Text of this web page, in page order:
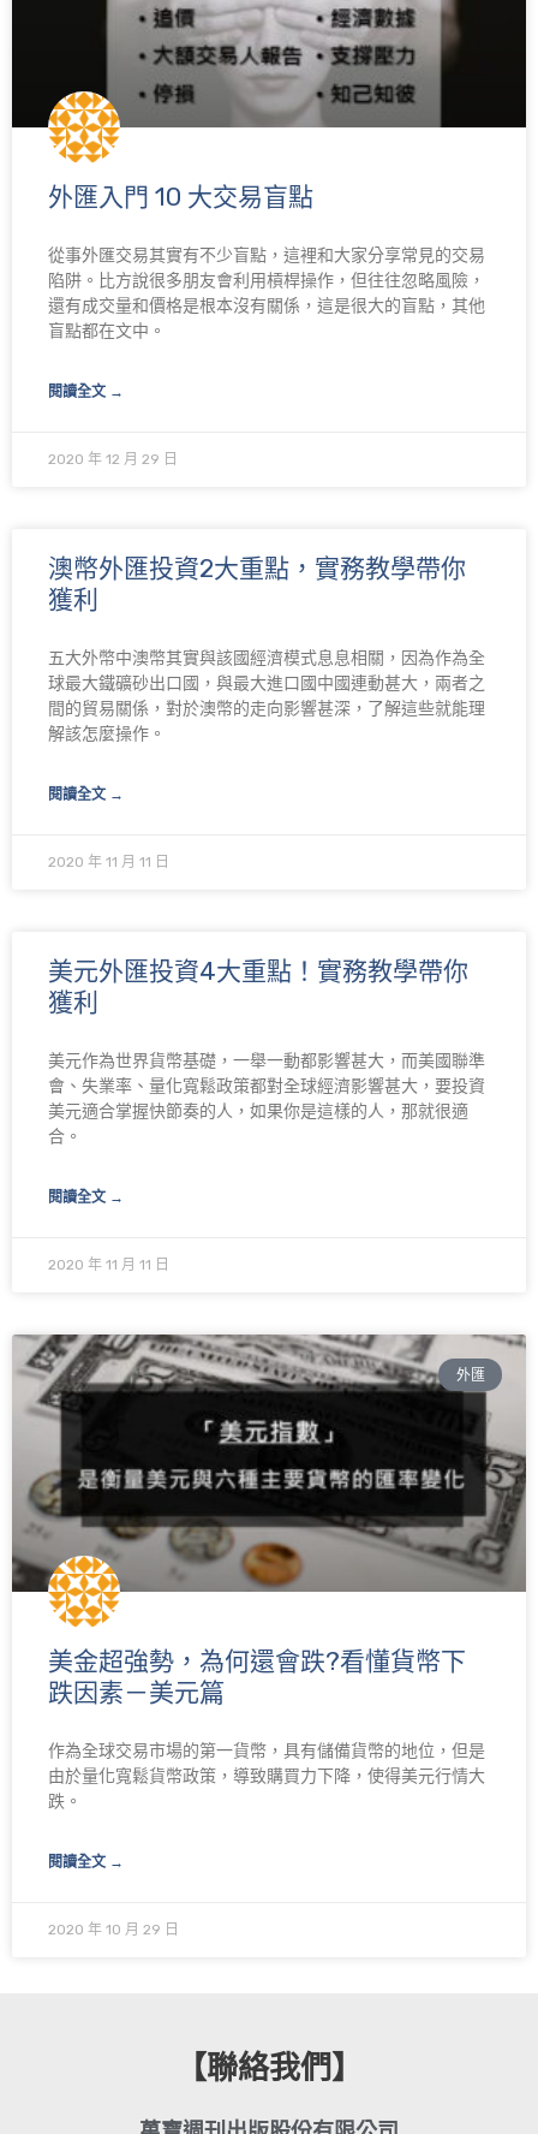
外匯入門 10 大交易盲點
從事外匯交易其實有不少盲點，這裡和大家分享常見的交易
陷阱。比方說很多朋友會利用槓桿操作，但往往忽略風險，
還有成交量和價格是根本沒有關係，這是很大的盲點，其他
盲點都在文中。
閱讀全文 →
2020 年 12 月 29 日
澳幣外匯投資2大重點，實務教學帶你
獲利
五大外幣中澳幣其實與該國經濟模式息息相關，因為作為全
球最大鐵礦砂出口國，與最大進口國中國連動甚大，兩者之
間的貿易關係，對於澳幣的走向影響甚深，了解這些就能理
解該怎麼操作。
閱讀全文 →
2020 年 11 月 11 日
美元外匯投資4大重點！實務教學帶你
獲利
美元作為世界貨幣基礎，一舉一動都影響甚大，而美國聯準
會、失業率、量化寬鬆政策都對全球經濟影響甚大，要投資
美元適合掌握快節奏的人，如果你是這樣的人，那就很適
合。
閱讀全文 →
2020 年 11 月 11 日
外匯
美金超強勢，為何還會跌?看懂貨幣下
跌因素－美元篇
作為全球交易市場的第一貨幣，具有儲備貨幣的地位，但是
由於量化寬鬆貨幣政策，導致購買力下降，使得美元行情大
跌。
閱讀全文 →
2020 年 10 月 29 日
【聯絡我們】